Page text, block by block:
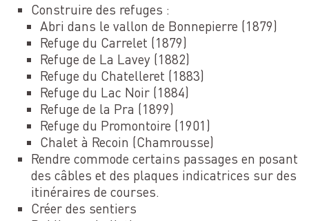
Construire des refuges :
Abri dans le vallon de Bonnepierre (1879)
Refuge du Carrelet (1879)
Refuge de La Lavey (1882)
Refuge du Chatelleret (1883)
Refuge du Lac Noir (1884)
Refuge de la Pra (1899)
Refuge du Promontoire (1901)
Chalet à Recoin (Chamrousse)
Rendre commode certains passages en posant
des câbles et des plaques indicatrices sur des
itinéraires de courses.
Créer des sentiers